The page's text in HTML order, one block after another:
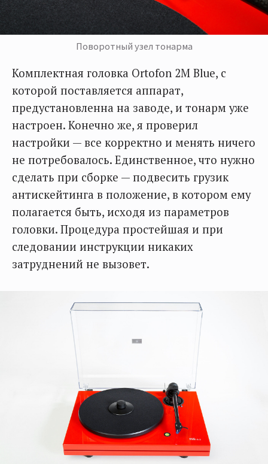
Поворотный узел тонарма
Комплектная головка Ortofon 2M Blue, с
которой поставляется аппарат,
предустановленна на заводе, и тонарм уже
настроен. Конечно же, я проверил
настройки — все корректно и менять ничего
не потребовалось. Единственное, что нужно
сделать при сборке — подвесить грузик
антискейтинга в положение, в котором ему
полагается быть, исходя из параметров
головки. Процедура простейшая и при
следовании инструкции никаких
затруднений не вызовет.